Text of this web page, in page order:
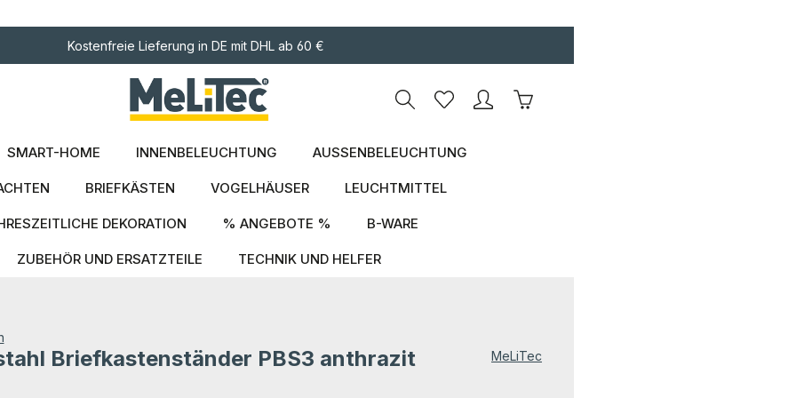
Kostenfreie Lieferung in DE mit DHL ab 60 €
Warenkorb enthält 0 Positionen. Der
SMART-HOME INNENBELEUCHTUNG AUSSENBELEUCHTUNG
BRIEFKÄSTEN VOGELHÄUSER LEUCHTMITTEL
DEKORATION % ANGEBOTE % B-WARE
ZUBEHÖR UND ERSATZTEILE TECHNIK UND HELFER
von 0 von 5 Sternen
Briefkastenständer PBS3 anthrazit MeLiTec